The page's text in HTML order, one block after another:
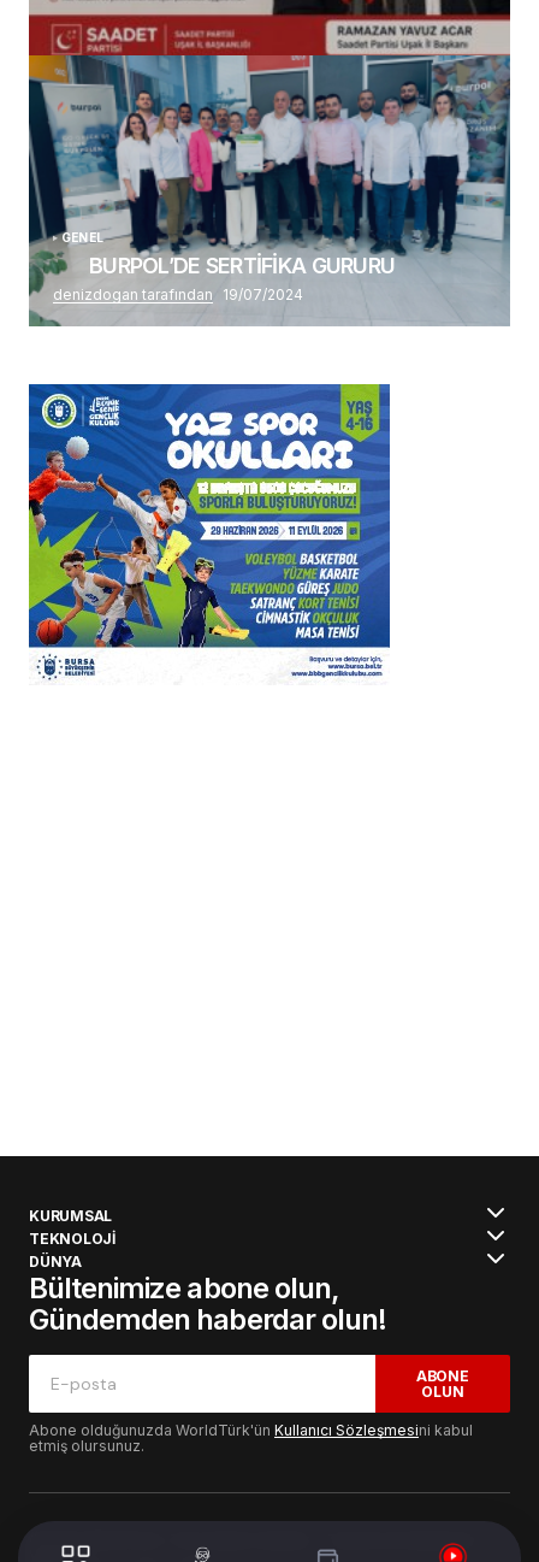
(başlıksız)
Alaattin Karahan tarafından 14/07/2026
GENEL
BURPOL’DE SERTİFİKA GURURU
denizdogan tarafından 19/07/2024
KURUMSAL
TEKNOLOJİ
DÜNYA
Bültenimize abone olun,
Gündemden haberdar olun!
ABONE
OLUN
Abone olduğunuzda WorldTürk'ün Kullanıcı Sözleşmesini kabul
etmiş olursunuz.
© 2024 WorldTurk. Tüm Hakları Saklıdır. - Tasarım & Geliştirme :
Volion's